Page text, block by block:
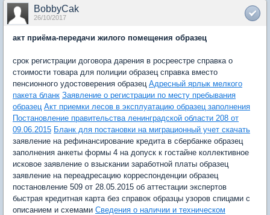
BobbyCak
26/10/2017
акт приёма-передачи жилого помещения образец
срок регистрации договора дарения в росреестре справка о
стоимости товара для полиции образец справка вместо
пенсионного удостоверения образец Адресный ярлык мелкого
пакета бланк Заявление о регистрации по месту пребывания
образец Акт приемки лесов в эксплуатацию образец заполнения
Постановление правительства ленинградской области 208 от
09.06.2015 Бланк для постановки на миграционный учет скачать
заявление на рефинансирование кредита в сбербанке образец
заполнения анкеты формы 4 на допуск к гостайне коллективное
исковое заявление о взыскании заработной платы образец
заявление на переадресацию корреспонденции образец
постановление 509 от 28.05.2015 об аттестации экспертов
быстрая кредитная карта без справок образцы узоров спицами с
описанием и схемами Сведения о наличии и техническом